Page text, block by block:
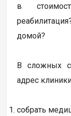
в
домой?
В сложных
адрес
собрать